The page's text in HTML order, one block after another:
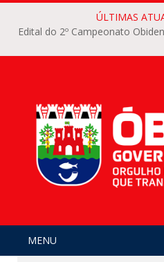
ÚLTIMAS
Edital do 2º Campeonato
MENU